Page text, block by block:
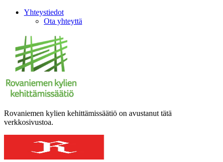
Yhteystiedot
Ota yhteyttä
Rovaniemen kylien kehittämissäätiö on avustanut tätä
verkkosivustoa.